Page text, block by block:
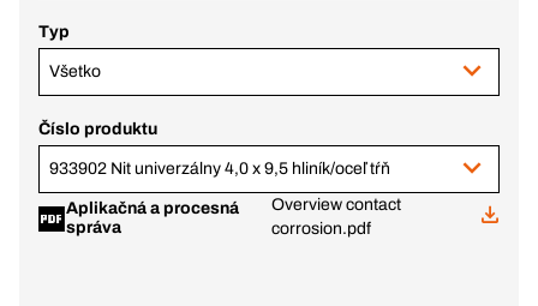
Typ
Všetko
Číslo produktu
933902 Nit univerzálny 4,0 x 9,5 hliník/oceľ tŕň
Aplikačná a procesná
správa
Overview contact
corrosion.pdf